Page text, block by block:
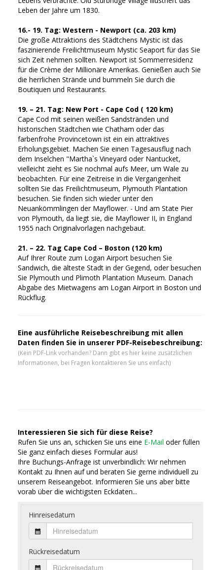
Leben der Jahre um 1830.
16.- 19. Tag: Western - Newport (ca. 203 km)
Die große Attraktions des Städtchens Mystic ist das
faszinierende Freilichtmuseum Mystic Seaport für das Sie
sich Zeit nehmen sollten. Newport ist Sommerresidenz
für die Crème der Millionäre Amerikas. Genießen auch Sie
die herrlichen Strände und bummeln Sie durch die
Boutiquen und Restaurants.
19. – 21. Tag: New Port - Cape Cod ( 120 km)
Cape Cod mit seinen weißen Sandstränden und
historischen Städtchen wie Chatham oder das
farbenfrohe Provincetown ist ein ein attraktives
Erholungsgebiet. Machen Sie einen Tagesausflug nach
dem Inselchen "Martha`s Vineyard oder Nantucket,
vielleicht zieht es Sie nochmal aufs Meer, um Wale zu
beobachten. Für eine Zeitreise in die Vergangenheit
sollten Sie das Freilichtmuseum, Plymouth Plantation
besuchen. Sie finden sich wieder unter den
Neuankömmlingen der Mayflower. - Und am State Pier
von Plymouth, da liegt sie, die Mayflower II, in England
1955 nach Originalvorlagen nachgebaut.
21. – 22. Tag Cape Cod – Boston (120 km)
Auf Ihrer Route zum Logan Airport besuchen Sie
Sandwich, die älteste Stadt in der Gegend, oder besuchen
Sie Plymouth und Plimoth Plantation Museum. Danach
Abgabe des Mietwagens am Logan Airport in Boston und
Rückflug.
Eine ausführliche Reisebeschreibung mit allen
Daten finden Sie in unserer PDF-Reisebeschreibung:
(Kein PDF-Link vorhanden? Dann gibt es hier keine zusätzlichen
Informationen, bei Fragen kontaktieren Sie uns einfach)
Interessieren Sie sich für diese Reise?
Rufen Sie uns an, schicken Sie uns eine E-Mail oder füllen
Sie ganz einfach dieses Formular aus!
Ihre Buchungs-Anfrage ist unverbindlich: Wir nehmen
Kontakt zu Ihnen auf und beraten Sie gerne individuell zu
unserem Reiseangebot. Informieren Sie uns aber bitte
vorab über die wichtigsten Eckdaten...